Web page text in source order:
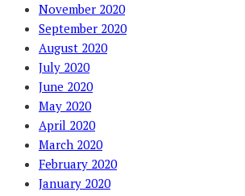
November 2020
September 2020
August 2020
July 2020
June 2020
May 2020
April 2020
March 2020
February 2020
January 2020